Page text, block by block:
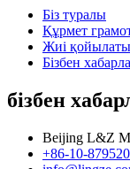
Біз туралы
Құрмет
Жиі
Бізбен
бізбен
Beijing L&Z
+86-10-